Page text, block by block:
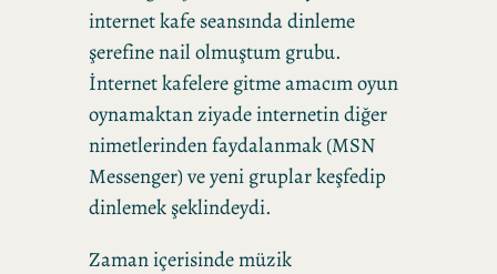
internet kafe seansında dinleme
şerefine nail olmuştum grubu.
İnternet kafelere gitme amacım oyun
oynamaktan ziyade internetin diğer
nimetlerinden faydalanmak (MSN
Messenger) ve yeni gruplar keşfedip
dinlemek şeklindeydi.
Zaman içerisinde müzik